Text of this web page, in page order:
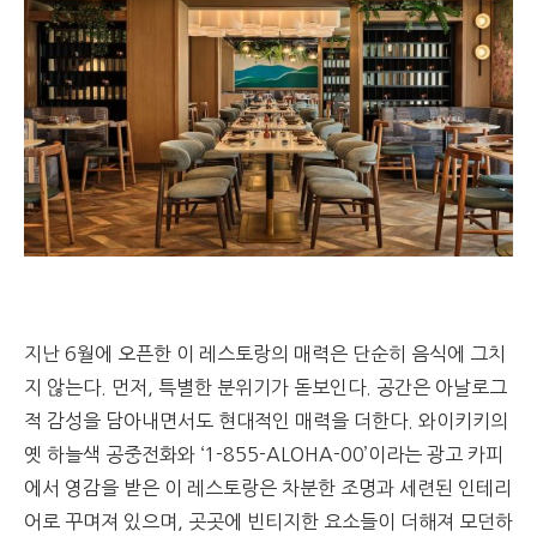
지난 6월에 오픈한 이 레스토랑의 매력은 단순히 음식에 그치
지 않는다. 먼저, 특별한 분위기가 돋보인다. 공간은 아날로그
적 감성을 담아내면서도 현대적인 매력을 더한다. 와이키키의
옛 하늘색 공중전화와 ‘1-855-ALOHA-00’이라는 광고 카피
에서 영감을 받은 이 레스토랑은 차분한 조명과 세련된 인테리
어로 꾸며져 있으며, 곳곳에 빈티지한 요소들이 더해져 모던하